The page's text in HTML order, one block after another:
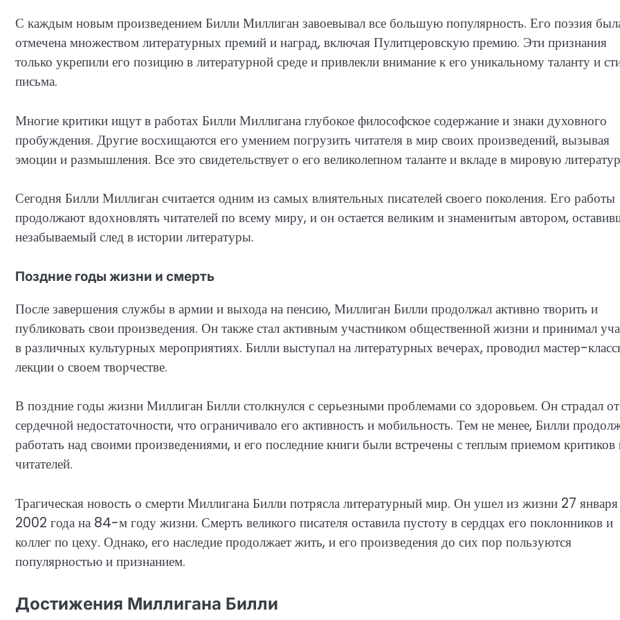
С каждым новым произведением Билли Миллиган завоевывал все большую популярность. Его поэзия
отмечена множеством литературных премий и наград, включая Пулитцеровскую премию. Эти признания
только укрепили его позицию в литературной среде и привлекли внимание к его уникальному таланту и
письма.
Многие критики ищут в работах Билли Миллигана глубокое философское содержание и знаки духовного
пробуждения. Другие восхищаются его умением погрузить читателя в мир своих произведений, вызывая
эмоции и размышления. Все это свидетельствует о его великолепном таланте и вкладе в мировую
Сегодня Билли Миллиган считается одним из самых влиятельных писателей своего поколения. Его работы
продолжают вдохновлять читателей по всему миру, и он остается великим и знаменитым автором,
незабываемый след в истории литературы.
Поздние годы жизни и смерть
После завершения службы в армии и выхода на пенсию, Миллиган Билли продолжал активно творить и
публиковать свои произведения. Он также стал активным участником общественной жизни и принимал
в различных культурных мероприятиях. Билли выступал на литературных вечерах, проводил мастер-
лекции о своем творчестве.
В поздние годы жизни Миллиган Билли столкнулся с серьезными проблемами со здоровьем. Он страдал от
сердечной недостаточности, что ограничивало его активность и мобильность. Тем не менее, Билли
работать над своими произведениями, и его последние книги были встречены с теплым приемом критиков
читателей.
Трагическая новость о смерти Миллигана Билли потрясла литературный мир. Он ушел из жизни 27 января
2002 года на 84-м году жизни. Смерть великого писателя оставила пустоту в сердцах его поклонников и
коллег по цеху. Однако, его наследие продолжает жить, и его произведения до сих пор пользуются
популярностью и признанием.
Достижения Миллигана Билли